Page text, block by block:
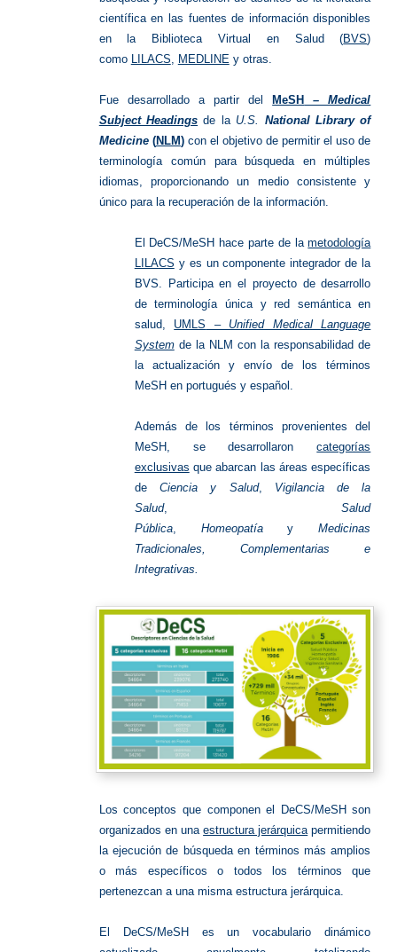
científica en las fuentes de información disponibles
en la Biblioteca Virtual en Salud (BVS)
como LILACS, MEDLINEy otras.
Fue desarrollado a partir del MeSH
– Medical
Subject Headings de la U.S. National Library of
Medicine(NLM)con el objetivo de permitir el uso de
terminología común para búsqueda en múltiples
idiomas, proporcionando un medio consistente y
único para la recuperación de la información.
El DeCS/MeSH hace parte de lametodología
LILACS y es un componente integrador de la
BVS.
Participa en el proyecto de desarrollo
de terminología única y red semántica en
salud, UMLS – Unified Medical Language
Systemde la NLM con la responsabilidad de
la actualización y envío de los términos
MeSH en portugués y español.
Además de los términos provenientes del
MeSH, se desarrollaroncategorías
exclusivas que abarcan las áreas específicas
de Ciencia y Salud, Vigilancia de la
Salud,Salud
Pública, HomeopatíayMedicinas
Tradicionales, Complementarias e
Integrativas.
Los conceptos que componen el DeCS/MeSH son
organizados en unaestructura jerárquica permitiendo
la ejecución de búsqueda en términos más amplios
o más específicos o todos los términos que
pertenezcan a una misma estructura jerárquica.
El DeCS/MeSH es un vocabulario dinámico